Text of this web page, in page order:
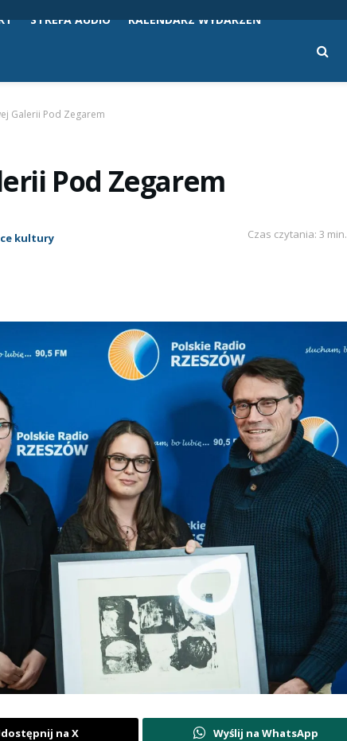
STREFA AUDIO KALENDARZ WYDARZEŃ
Galerii Pod Zegarem
Pod Zegarem
kultury Czas czytania: 3 min.
na X Wyślij na WhatsApp